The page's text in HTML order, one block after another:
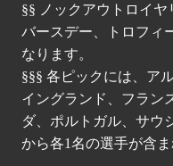
§§ ノックアウトロイ
バースデー、トロフィ
なります。
§§§ 各ピックには、ア
イングランド、フラン
ダ、ポルトガル、サウ
から各1名の選手が含ま